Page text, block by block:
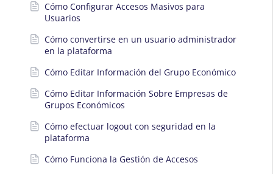
Cómo Configurar Accesos Masivos para
Usuarios
Cómo convertirse en un usuario administrador
en la plataforma
Cómo Editar Información del Grupo Económico
Cómo Editar Información Sobre Empresas de
Grupos Económicos
Cómo efectuar logout con seguridad en la
plataforma
Cómo Funciona la Gestión de Accesos